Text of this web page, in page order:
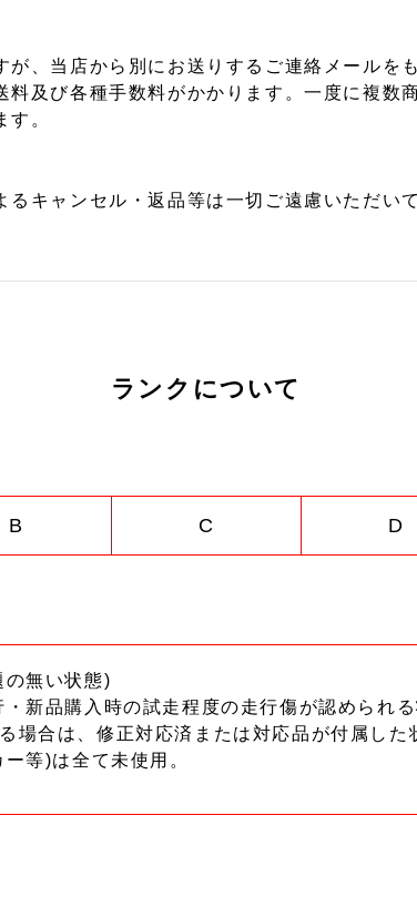
、当店から別にお送りするご連絡メールを
料及び各種手数料がかかります。一度に複数
。
るキャンセル・返品等は一切ご遠慮いただい
ランクについて
B C D
の無い状態)
新品購入時の試走程度の走行傷が認められ
場合は、修正対応済または対応品が付属した
等)は全て未使用。